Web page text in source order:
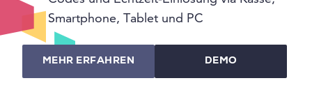
Smartphone, Tablet und PC
MEHR ERFAHREN DEMO